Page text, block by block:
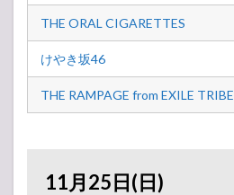
THE ORAL CIGARETTES
けやき坂46
THE RAMPAGE from EXILE TRIBE
11月25日(日)